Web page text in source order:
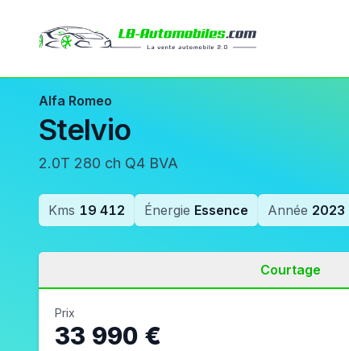
Alfa Romeo
Stelvio
2.0T 280 ch Q4 BVA
Kms 19 412 Énergie Essence Année 2023
Courtage
Prix
33 990 €